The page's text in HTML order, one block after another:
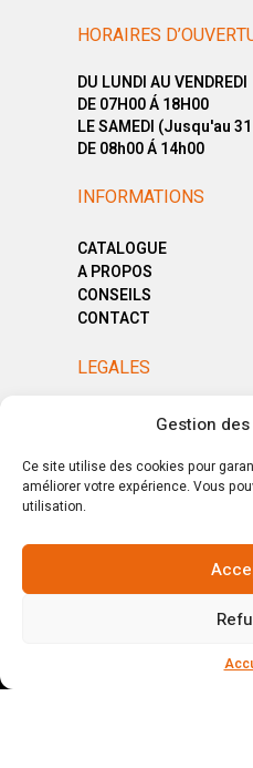
Gestion
Ce site utilise des cookies pour
améliorer votre expérience. Vous
utilisation.
HORAIRES
DU LUNDI AU VENDREDI
DE 07H00 Á 18H00
LE SAMEDI (Jusqu'au
DE 08h00 Á 14h00
INFORMATIONS
CATALOGUE
A PROPOS
CONSEILS
CONTACT
LEGALES
MENTIONS LÉGALES
CGV
© Copyright 2025. All Rights
Votre magasin,